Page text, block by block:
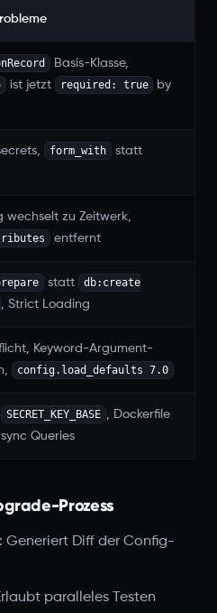
Basis-Klasse,
ist jetzt required: true
by
form_with statt
wechselt zu Zeitwerk,
entfernt
statt
db:create
, Strict Loading
Keyword-Argument-
config.load_defaults 7.0
SECRET_KEY_BASE , Dockerfile
Queries
Prozess
: Generiert Diff der Config-
paralleles Testen